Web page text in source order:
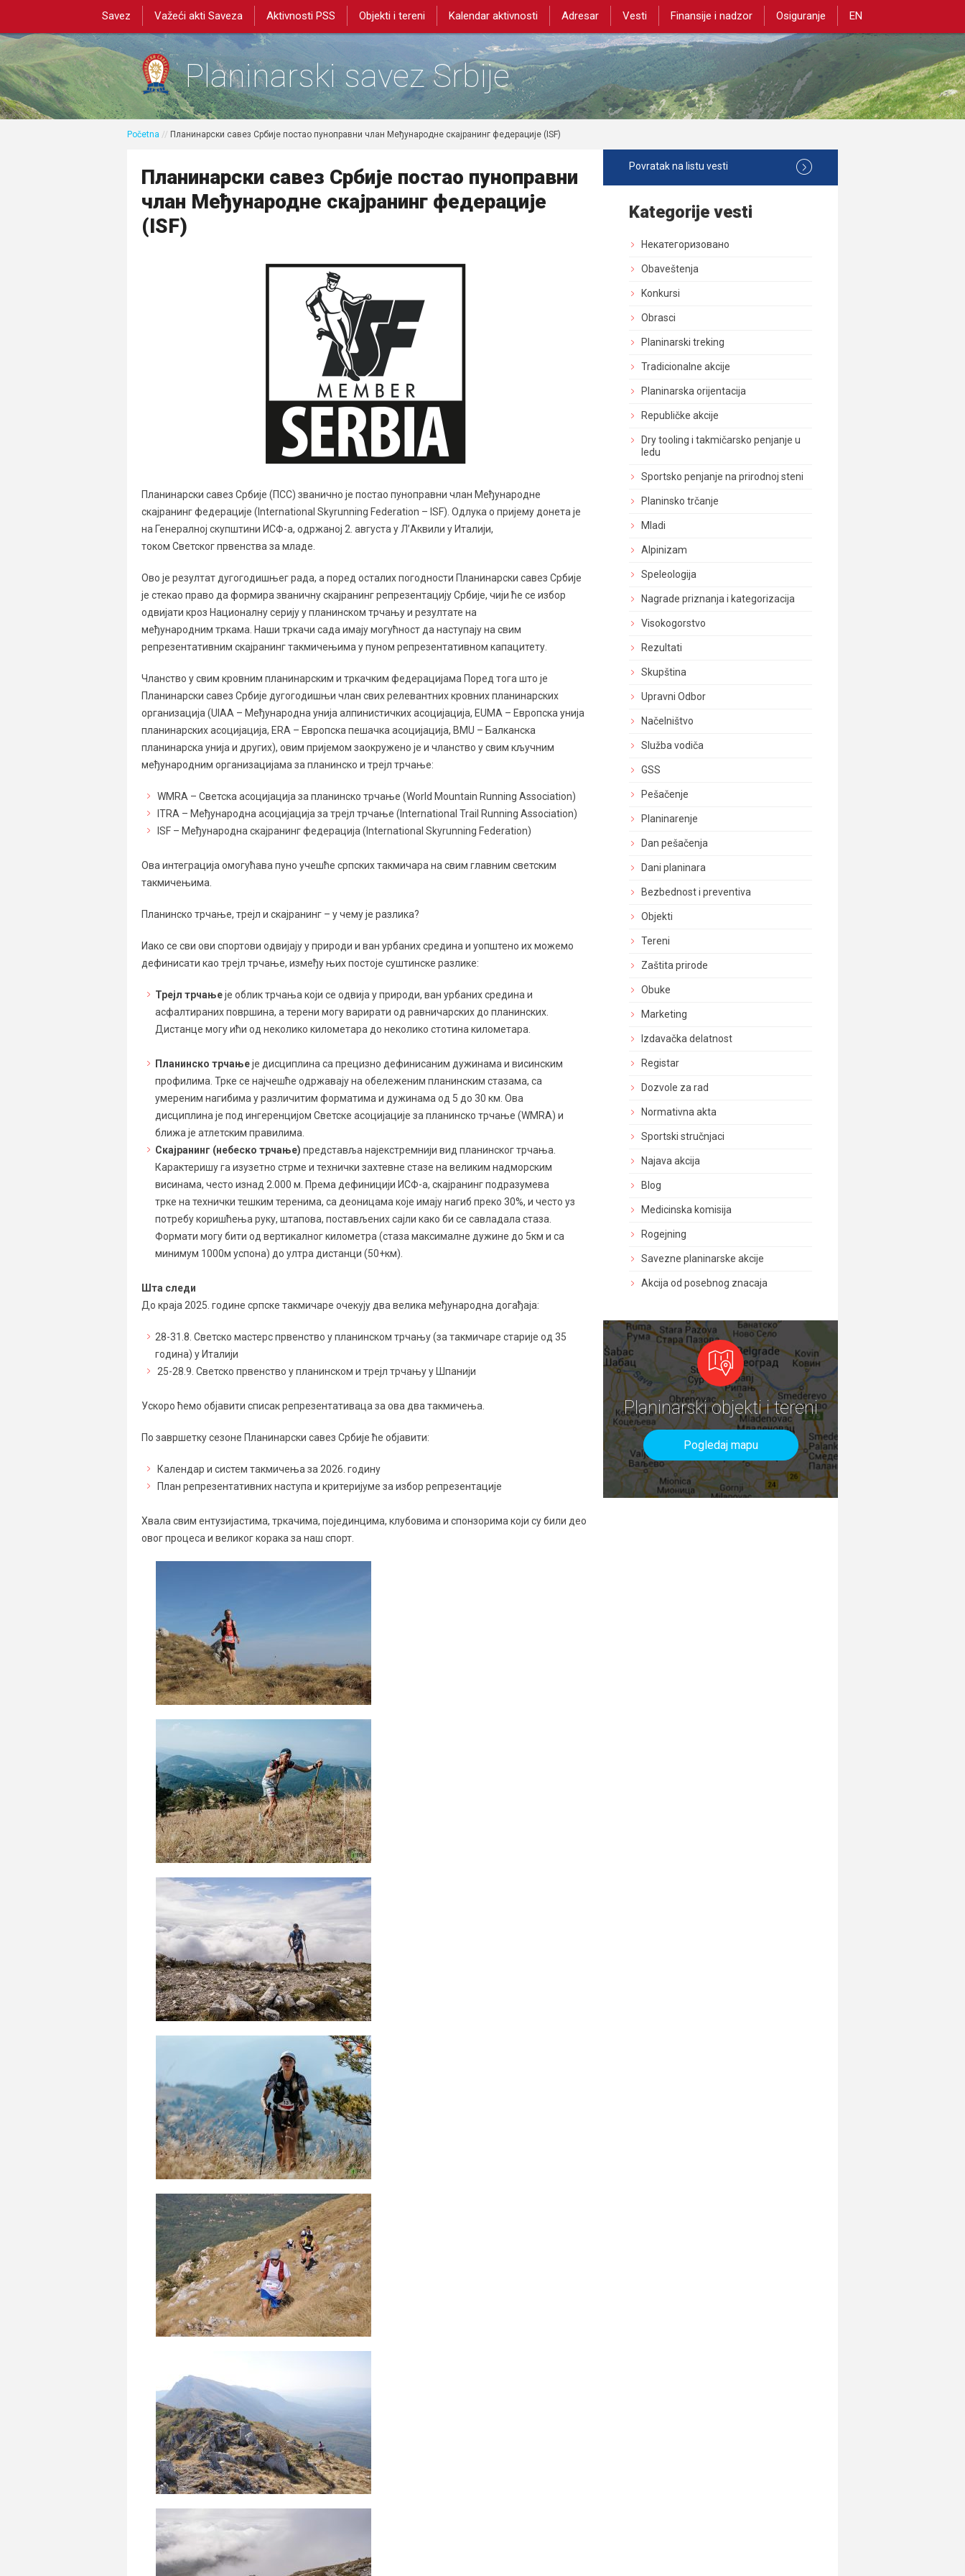
Savez Važeći akti Saveza Aktivnosti PSS Objekti i tereni Kalendar aktivnosti Adresar Vesti Finansije i nadzor Osiguranje EN
Planinarski savez Srbije
Početna // Планинарски савез Србије постао пуноправни члан Међународне скајранинг федерације (ISF)
Планинарски савез Србије постао пуноправни
члан Међународне скајранинг федерације
(ISF)
Планинарски савез Србије (ПСС) званично је постао пуноправни члан Међународне
скајранинг федерације (International Skyrunning Federation – ISF). Одлука о пријему донета је
на Генералној скупштини ИСФ-а, одржаној 2. августа у Л’Аквили у Италији,
током Светског првенства за младе.
Ово је резултат дугогодишњег рада, а поред осталих погодности Планинарски савез Србије
је стекао право да формира званичну скајранинг репрезентацију Србије, чији ће се избор
одвијати кроз Националну серију у планинском трчању и резултате на
међународним тркама. Наши тркачи сада имају могућност да наступају на свим
репрезентативним скајранинг такмичењима у пуном репрезентативном капацитету.
Чланство у свим кровним планинарским и тркачким федерацијама Поред тога што је
Планинарски савез Србије дугогодишњи члан свих релевантних кровних планинарских
организација (UIAA – Међународна унија алпинистичких асоцијација, EUMA – Европска унија
планинарских асоцијација, ERA – Европска пешачка асоцијација, BMU – Балканска
планинарска унија и других), овим пријемом заокружено је и чланство у свим кључним
међународним организацијама за планинско и трејл трчање:
WMRA – Светска асоцијација за планинско трчање (World Mountain Running Association)
ITRA – Међународна асоцијација за трејл трчање (International Trail Running Association)
ISF – Међународна скајранинг федерација (International Skyrunning Federation)
Ова интеграција омогућава пуно учешће српских такмичара на свим главним светским
такмичењима.
Планинско трчање, трејл и скајранинг – у чему је разлика?
Иако се сви ови спортови одвијају у природи и ван урбаних средина и уопштено их можемо
дефинисати као трејл трчање, између њих постоје суштинске разлике:
Трејл трчањеје облик трчања који се одвија у природи, ван урбаних средина и
асфалтираних површина, а терени могу варирати од равничарских до планинских.
Дистанце могу ићи од неколико километара до неколико стотина километара.
Планинско трчањеје дисциплина са прецизно дефинисаним дужинама и висинским
профилима. Трке се најчешће одржавају на обележеним планинским стазама, са
умереним нагибима у различитим форматима и дужинама од 5 до 30 км. Ова
дисциплина је под ингеренцијом Светске асоцијације за планинско трчање (WMRA) и
ближа је атлетским правилима.
Скајранинг (небеско трчање) представља најекстремнији вид планинског трчања.
Карактеришу га изузетно стрме и технички захтевне стазе на великим надморским
висинама, често изнад 2.000 м. Према дефиницији ИСФ-а, скајранинг подразумева
трке на технички тешким теренима, са деоницама које имају нагиб преко 30%, и често уз
потребу коришћења руку, штапова, постављених сајли како би се савладала стаза.
Формати могу бити од вертикалног километра (стаза максималне дужине до 5км и са
минимум 1000м успона) до ултра дистанци (50+км).
Шта следи
До краја 2025. године српске такмичаре очекују два велика међународна догађаја:
28-31.8. Светско мастерс првенство у планинском трчању (за такмичаре старије од 35
година) у Италији
25-28.9. Светско првенство у планинском и трејл трчању у Шпанији
Ускоро ћемо објавити списак репрезентативаца за ова два такмичења.
По завршетку сезоне Планинарски савез Србије ће објавити:
Календар и систем такмичења за 2026. годину
План репрезентативних наступа и критеријуме за избор репрезентације
Хвала свим ентузијастима, тркачима, појединцима, клубовима и спонзорима који су били део
овог процеса и великог корака за наш спорт.
Povratak na listu vesti
Kategorije vesti
Некатегоризовано
Obaveštenja
Konkursi
Obrasci
Planinarski treking
Tradicionalne akcije
Planinarska orijentacija
Republičke akcije
Dry tooling i takmičarsko penjanje u
ledu
Sportsko penjanje na prirodnoj steni
Planinsko trčanje
Mladi
Alpinizam
Speleologija
Nagrade priznanja i kategorizacija
Visokogorstvo
Rezultati
Skupština
Upravni Odbor
Načelništvo
Služba vodiča
GSS
Pešačenje
Planinarenje
Dan pešačenja
Dani planinara
Bezbednost i preventiva
Objekti
Tereni
Zaštita prirode
Obuke
Marketing
Izdavačka delatnost
Registar
Dozvole za rad
Normativna akta
Sportski stručnjaci
Najava akcija
Blog
Medicinska komisija
Rogejning
Savezne planinarske akcije
Akcija od posebnog znacaja
Planinarski objekti i tereni
Pogledaj mapu